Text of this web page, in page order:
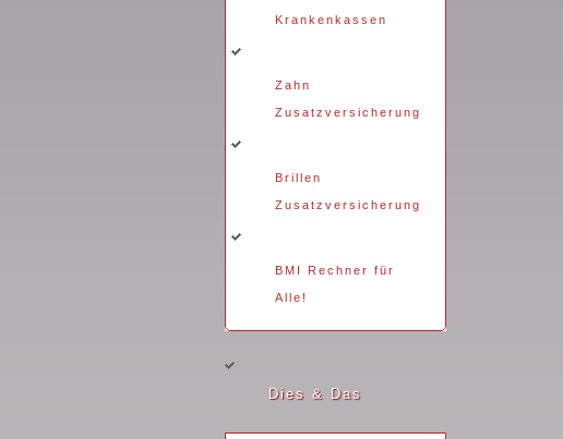
Krankenkassen
Zahn
Zusatzversicherung
Brillen
Zusatzversicherung
BMI Rechner für
Alle!
Dies & Das